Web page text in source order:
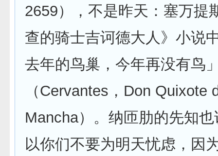
2659），不是昨天：塞万提
查的骑士吉诃德大人》小说
去年的鸟巢，今年再没有鸟
（Cervantes，Don Quixote
Mancha）。纳匝肋的先知
以你们不要为明天忧虑，因